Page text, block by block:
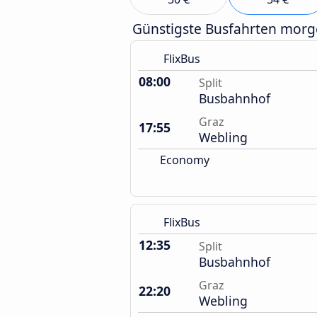
Günstigste Busfahrten
FlixBus
08:00 Split
Busbahnhof
17:55
Graz
Webling
Economy
FlixBus
12:35 Split
Busbahnhof
22:20
Graz
Webling